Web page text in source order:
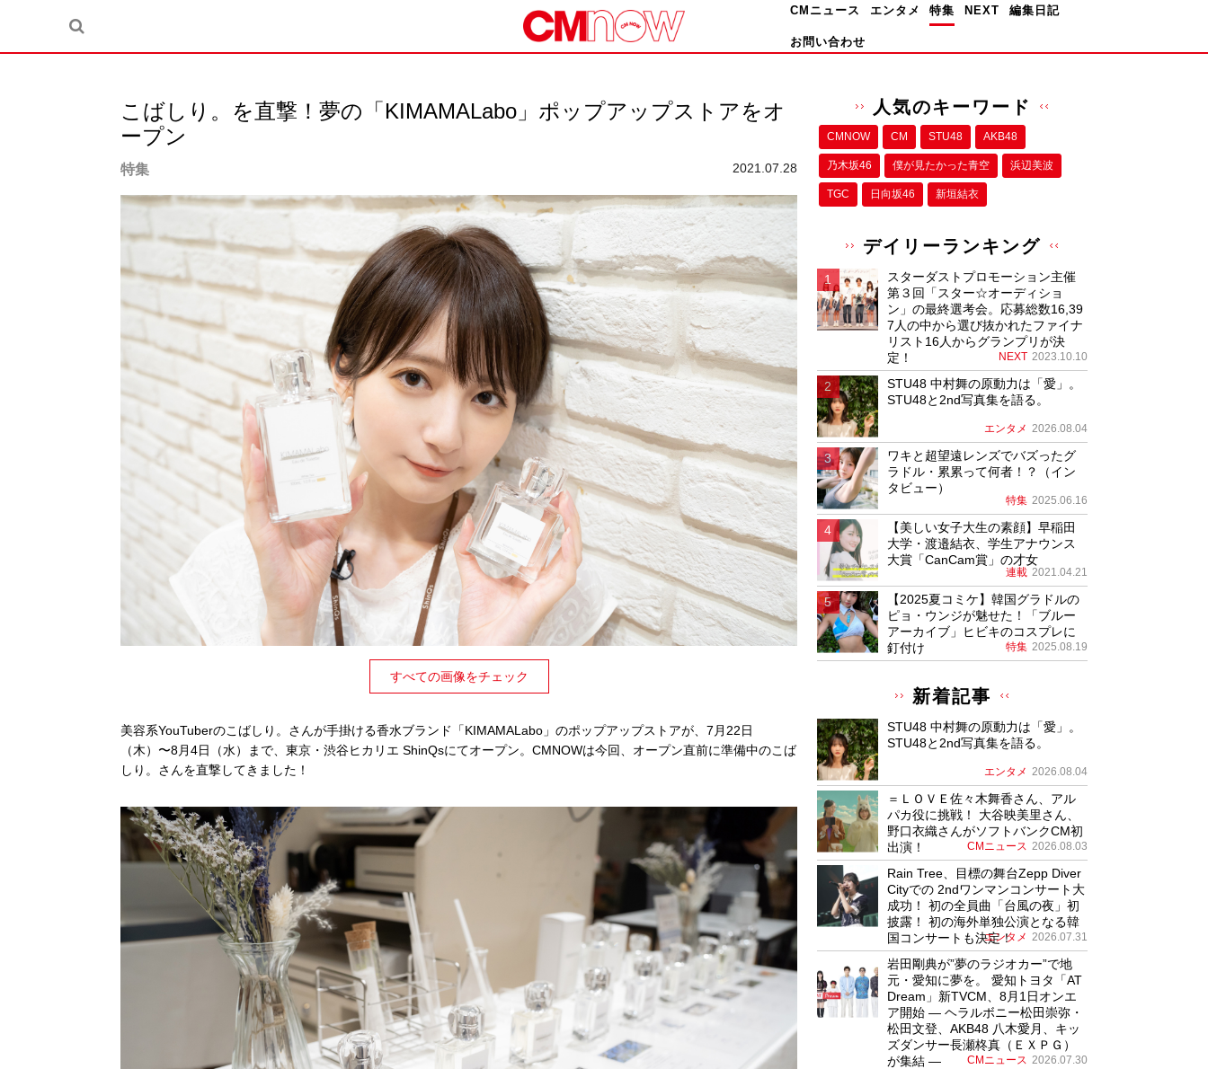
CMニュース エンタメ 特集 NEXT 編集日記
お問い合わせ
こばしり。を直撃！夢の「KIMAMALabo」ポップアップストアをオ
ープン
特集 2021.07.28
すべての画像をチェック
美容系YouTuberのこばしり。さんが手掛ける香水ブランド「KIMAMALabo」のポップアップストアが、7月22日
（木）〜8月4日（水）まで、東京・渋谷ヒカリエ ShinQsにてオープン。CMNOWは今回、オープン直前に準備中のこば
しり。さんを直撃してきました！
人気のキーワード
CMNOW CM STU48 AKB48
乃木坂46 僕が⾒たかった⻘空 浜辺美波
TGC 日向坂46 新垣結衣
デイリーランキング
スターダストプロモーション主催
第３回「スター☆オーディショ
ン」の最終選考会。応募総数16,39
7人の中から選び抜かれたファイナ
リスト16人からグランプリが決
定！
NEXT 2023.10.10
STU48 中村舞の原動力は「愛」。
STU48と2nd写真集を語る。
エンタメ 2026.08.04
ワキと超望遠レンズでバズったグ
ラドル・累累って何者！？（イン
タビュー）
特集 2025.06.16
【美しい女子大生の素顔】早稲田
大学・渡邉結衣、学生アナウンス
大賞「CanCam賞」の才女
連載 2021.04.21
【2025夏コミケ】韓国グラドルの
ピョ・ウンジが魅せた！「ブルー
アーカイブ」ヒビキのコスプレに
釘付け
特集 2025.08.19
新着記事
STU48 中村舞の原動力は「愛」。
STU48と2nd写真集を語る。
エンタメ 2026.08.04
＝ＬＯＶＥ佐々木舞香さん、アル
パカ役に挑戦！ 大谷映美里さん、
野口衣織さんがソフトバンクCM初
出演！
CMニュース 2026.08.03
Rain Tree、目標の舞台Zepp Diver
Cityでの 2ndワンマンコンサート大
成功！ 初の全員曲「台風の夜」初
披露！ 初の海外単独公演となる韓
国コンサートも決定！
エンタメ 2026.07.31
岩田剛典が”夢のラジオカー”で地
元・愛知に夢を。 愛知トヨタ「AT
Dream」新TVCM、8月1日オンエ
ア開始 ― ヘラルボニー松田崇弥・
松田文登、AKB48 八木愛月、キッ
ズダンサー長瀬柊真（ＥＸＰＧ）
が集結 ―
CMニュース 2026.07.30